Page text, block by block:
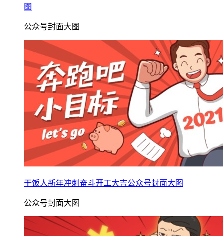
图
公众号封面大图
干饭人新年冲刺奋斗开工大吉公众号封面大图
公众号封面大图